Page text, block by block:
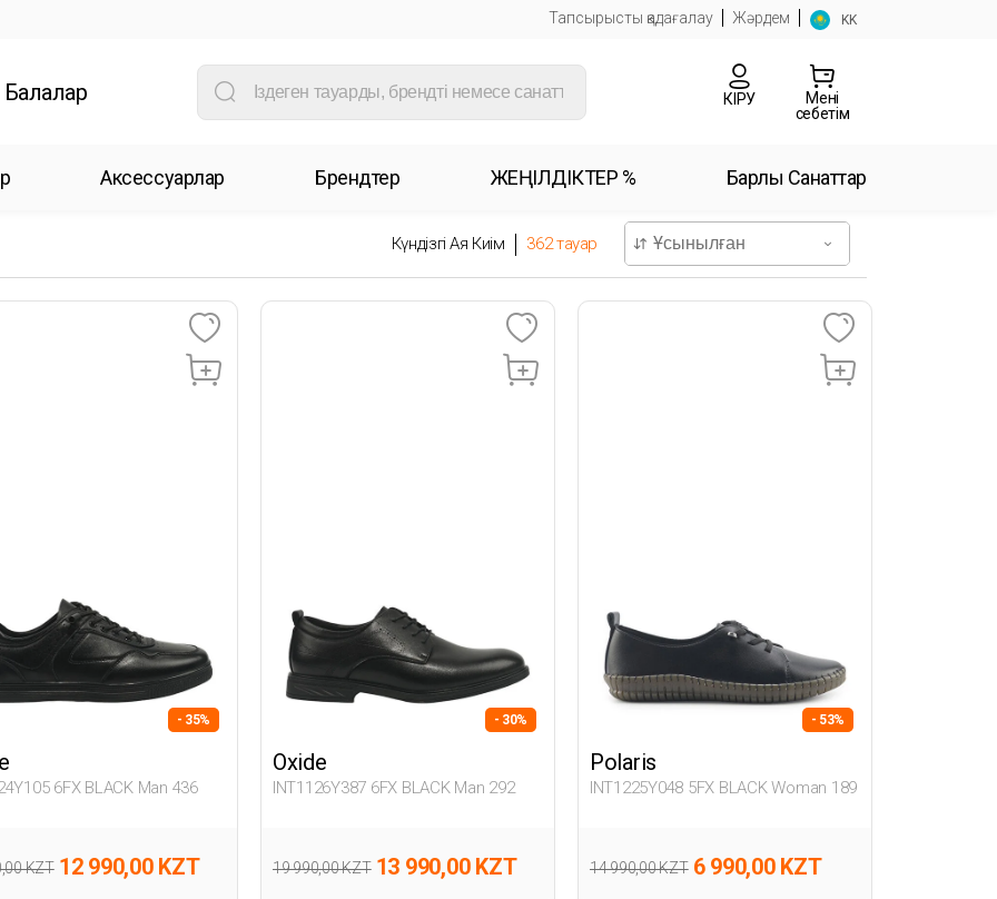
Тапсырысты қадағалау Жәрдем KK
Балалар КІРУ
Менің
себетім
Аксессуарлар Брендтер ЖЕҢІЛДІКТЕР % Барлық Санаттар
Күндізгі Аяқ Киім 362тауар
- 35%
6FX BLACK Man 436
KZT 12 990,00 KZT
- 30%
Oxide
INT1126Y387 6FX BLACK Man 292
19 990,00 KZT 13 990,00 KZT
- 53%
Polaris
INT1225Y048 5FX BLACK Woman 189
14 990,00 KZT 6 990,00 KZT